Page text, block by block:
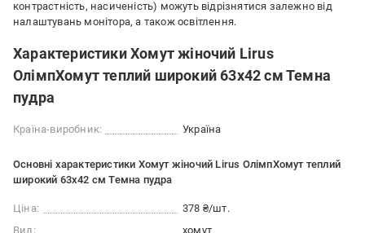
контрастність, насиченість) можуть відрізнятися залежно від
налаштувань монітора, а також освітлення.
Характеристики Хомут жіночий Lirus
ОлімпХомут теплий широкий 63х42 см Темна
пудра
Країна-виробник: Україна
Основні характеристики Хомут жіночий Lirus ОлімпХомут теплий
широкий 63х42 см Темна пудра
Ціна:
378 ₴/шт.
Вид:
хомут